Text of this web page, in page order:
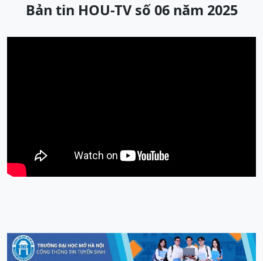
Bản tin HOU-TV số 06 năm 2025